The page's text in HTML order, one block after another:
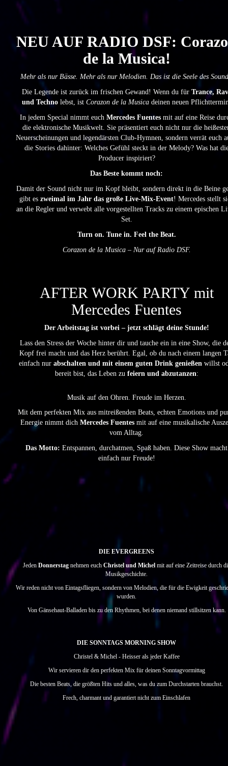
NEU AUF RADIO DSF:
de la Musica!
Mehr als nur Bässe. Mehr als nur Melodien. Das ist die Seele des
Die Legende ist zurück im frischen Gewand! Wenn du für Trance,
und Techno lebst, ist Corazon de la Musica deinen neuen
In jedem Special nimmt euch Mercedes Fuentes mit auf eine Reise
die elektronische Musikwelt. Sie präsentiert euch nicht nur die
Neuerscheinungen und legendärsten Club-Hymnen, sondern verrät euch
die Stories dahinter: Welches Gefühl steckt in der Melody? Was hat
Producer inspiriert?
Das Beste kommt noch:
Damit der Sound nicht nur im Kopf bleibt, sondern direkt in die Beine
gibt es zweimal im Jahr das große Live-Mix-Event! Mercedes stellt
an die Regler und verwebt alle vorgestellten Tracks zu einem epischen
Set.
Turn on. Tune in. Feel the Beat.
Corazon de la Musica – Nur auf Radio DSF.
AFTER WORK PARTY mit
Mercedes Fuentes
Der Arbeitstag ist vorbei – jetzt schlägt deine Stunde!
Lass den Stress der Woche hinter dir und tauche ein in eine Show, die
Kopf frei macht und das Herz berührt. Egal, ob du nach einem langen
einfach nur abschalten und mit einem guten Drink genießen willst
bereit bist, das Leben zu feiern und abzutanzen:
Musik auf den Ohren. Freude im Herzen.
Mit dem perfekten Mix aus mitreißenden Beats, echten Emotions und
Energie nimmt dich Mercedes Fuentes mit auf eine musikalische
vom Alltag.
Das Motto: Entspannen, durchatmen, Spaß haben. Diese Show macht
einfach nur Freude!
DIE EVERGREENS
Jeden Donnerstagnehmen euch Christel und Michelmit auf eine Zeitreise durch
Musikgeschichte.
Wir reden nicht von Eintagsfliegen, sondern von Melodien, die für die Ewigkeit
wurden.
Von Gänsehaut-Balladen bis zu den Rhythmen, bei denen niemand stillsitzen kann.
DIE SONNTAGS MORNING SHOW
Christel & Michel - Heisser als jeder Kaffee
Wir servieren dir den perfekten Mix für deinen Sonntagvormittag
Die besten Beats, die größten Hits und alles, was du zum Durchstarten brauchst.
Frech, charmant und garantiert nicht zum Einschlafen